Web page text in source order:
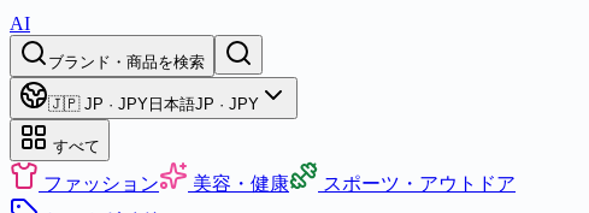
AI
ブランド・商品を検索
🇯🇵 JP · JPY 日本語JP · JPY
すべて
ファッション 美容・健康
スポーツ・アウトドア